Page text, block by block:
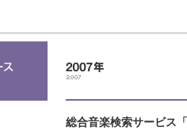
総合音楽検索サービス